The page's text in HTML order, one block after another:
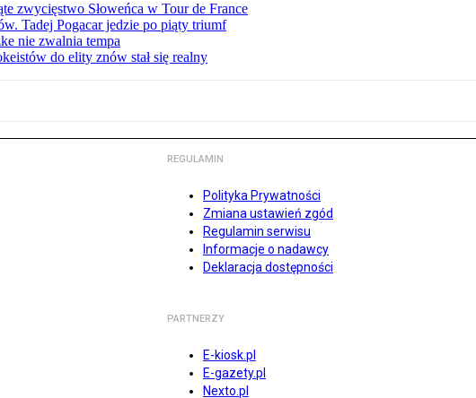
zwycięstwo Słoweńca w Tour de France
Tadej Pogacar jedzie po piąty triumf
nie zwalnia tempa
do elity znów stał się realny
REGULAMIN
Polityka Prywatności
Zmiana ustawień zgód
Regulamin serwisu
Informacje o nadawcy
Deklaracja dostępności
PARTNERZY
E-kiosk.pl
E-gazety.pl
Nexto.pl